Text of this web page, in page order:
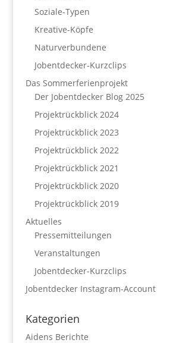
Soziale-Typen
Kreative-Köpfe
Naturverbundene
Jobentdecker-Kurzclips
Das Sommerferienprojekt
Der Jobentdecker Blog 2025
Projektrückblick 2024
Projektrückblick 2023
Projektrückblick 2022
Projektrückblick 2021
Projektrückblick 2020
Projektrückblick 2019
Aktuelles
Pressemitteilungen
Veranstaltungen
Jobentdecker-Kurzclips
Jobentdecker Instagram-Account
Kategorien
Aidens Berichte